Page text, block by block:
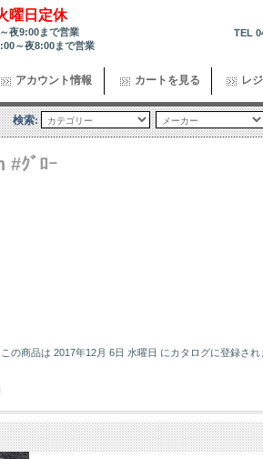
曜日定休
夜9:00まで営業
～夜8:00まで営業
TEL
アカウント情報 カートを見る レ
検索:
#ｸﾞﾛｰ
この商品は 2017年12月 6日 水曜日 にカタログに登録され